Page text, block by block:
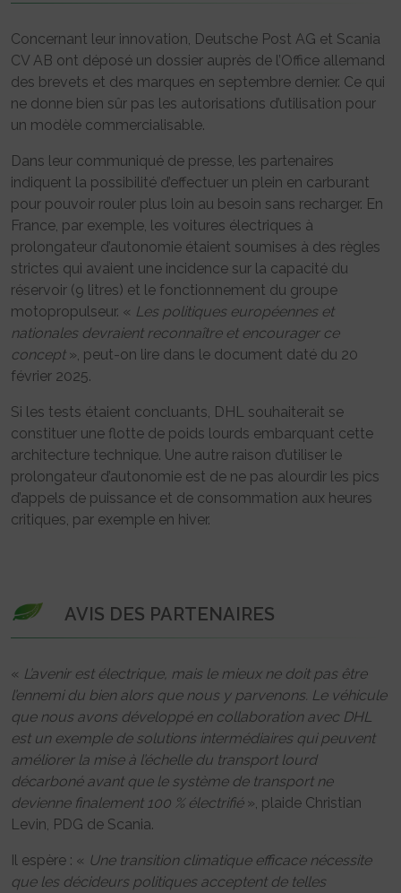
Concernant leur innovation, Deutsche Post AG et Scania
CV AB ont déposé un dossier auprès de l’Office allemand
des brevets et des marques en septembre dernier. Ce qui
ne donne bien sûr pas les autorisations d’utilisation pour
un modèle commercialisable.
Dans leur communiqué de presse, les partenaires
indiquent la possibilité d’effectuer un plein en carburant
pour pouvoir rouler plus loin au besoin sans recharger. En
France, par exemple, les voitures électriques à
prolongateur d’autonomie étaient soumises à des règles
strictes qui avaient une incidence sur la capacité du
réservoir (9 litres) et le fonctionnement du groupe
motopropulseur. « Les politiques européennes et
nationales devraient reconnaître et encourager ce
concept », peut-on lire dans le document daté du 20
février 2025.
Si les tests étaient concluants, DHL souhaiterait se
constituer une flotte de poids lourds embarquant cette
architecture technique. Une autre raison d’utiliser le
prolongateur d’autonomie est de ne pas alourdir les pics
d’appels de puissance et de consommation aux heures
critiques, par exemple en hiver.
AVIS DES PARTENAIRES
« L’avenir est électrique, mais le mieux ne doit pas être
l’ennemi du bien alors que nous y parvenons. Le véhicule
que nous avons développé en collaboration avec DHL
est un exemple de solutions intermédiaires qui peuvent
améliorer la mise à l’échelle du transport lourd
décarboné avant que le système de transport ne
devienne finalement 100 % électrifié», plaide Christian
Levin, PDG de Scania.
Il espère : « Une transition climatique efficace nécessite
que les décideurs politiques acceptent de telles